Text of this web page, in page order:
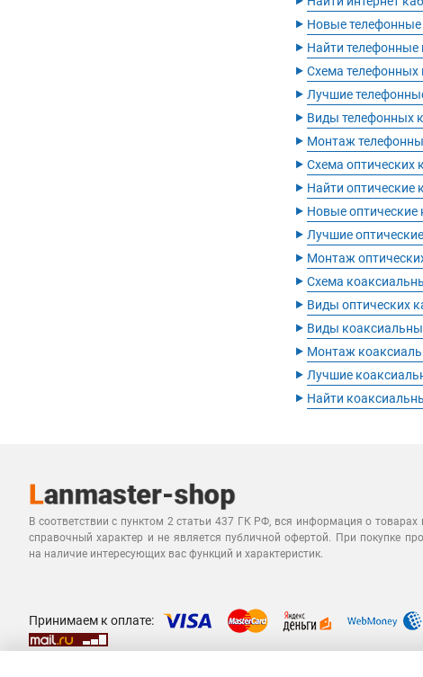
‣ Новые телефонные
‣ Найти телефонные
‣ Схема телефонных
‣ Лучшие
‣ Виды телефонных
‣ Монтаж
‣ Схема оптических
‣ Найти оптические
‣ Новые оптические
‣ Лучшие
‣ Монтаж
‣ Схема
‣ Виды оптических
‣ Виды
‣ Монтаж
‣ Лучшие
‣ Найти
В соответствии с пунктом 2 статьи 437 ГК РФ, вся информация о товарах
справочный характер и не является публичной офертой. При покупке
на наличие интересующих вас функций и характеристик.
Принимаем к оплате: